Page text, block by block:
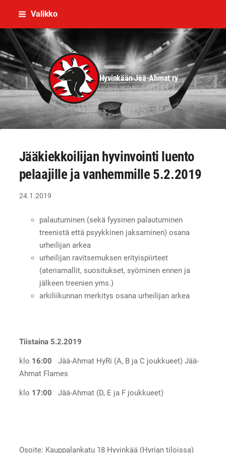
Siirry
sisältöön
Valikko
Hyvinkään Jää-Ahmat ry
Jääkiekkoilijan hyvinvointi luento
pelaajille ja vanhemmille 5.2.2019
24.1.2019
palautuminen (sekä fyysinen palautuminen
treenistä että psyykkinen jaksaminen) osana
urheilijan arkea
urheilijan ravitsemuksen erityispiirteet
(ateriamallit, suositukset, syöminen ennen ja
jälkeen treenien yms.)
arkiliikunnan merkitys osana urheilijan arkea
Tiistaina 5.2.2019
klo 16:00 Jää-Ahmat HyRi (A, B ja C joukkueet) Jää-
Ahmat Flames
klo 17:00 Jää-Ahmat (D, E ja F joukkueet)
Osoite: Kauppalankatu 18 Hyvinkää (Hyrian tiloissa)